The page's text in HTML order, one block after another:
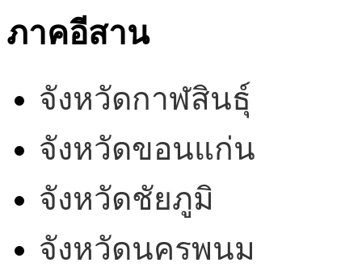
ภาคอีสาน
จังหวัดกาฬสินธุ์
จังหวัดขอนแก่น
จังหวัดชัยภูมิ
จังหวัดนครพนม